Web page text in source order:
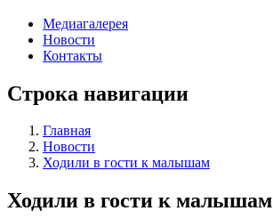
Медиагалерея
Новости
Контакты
Строка навигации
Главная
Новости
Ходили в гости к малышам
Ходили в гости к малышам